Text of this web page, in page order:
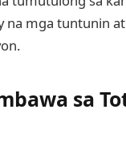
na mga tuntunin
sa